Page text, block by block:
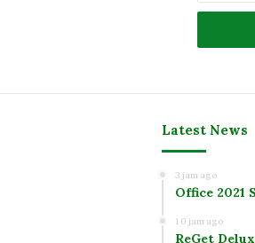
Email
Latest News
3 jam ago
Office 2021
10 jam ago
ReGet